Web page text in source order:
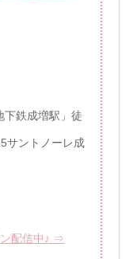
下鉄成増駅」徒
サントノーレ成
配信中♪ ⇒